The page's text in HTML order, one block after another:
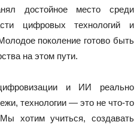
достойное место среди
цифровых технологий и
поколение готово быть
на этом пути.
и ИИ реально
технологии — это не что-то
хотим учиться, создавать